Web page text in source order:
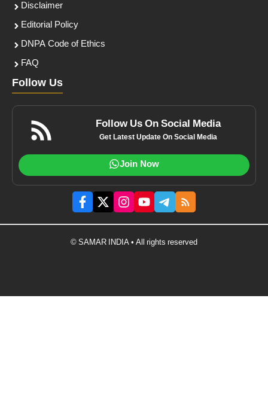
Disclaimer
Editorial Policy
DNPA Code of Ethics
FAQ
Follow Us
Follow Us On Social Media
Get Latest Update On Social Media
Join Now
© SAMAR INDIA • All rights reserved